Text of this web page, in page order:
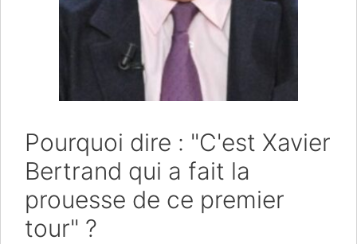
Pourquoi dire : "C'est Xavier
Bertrand qui a fait la
prouesse de ce premier
tour" ?